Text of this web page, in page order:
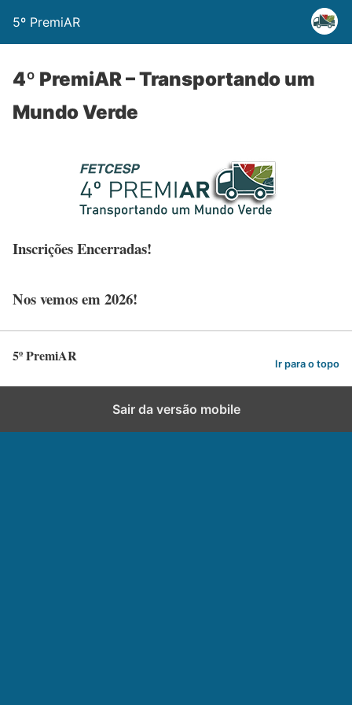
5º PremiAR
4º PremiAR – Transportando um
Mundo Verde
Inscrições Encerradas!
Nos vemos em 2026!
5º PremiAR Ir para o topo
Sair da versão mobile